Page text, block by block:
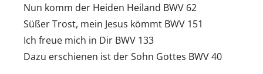
Nun komm der Heiden Heiland BWV 62
Süßer Trost, mein Jesus kömmt BWV 151
Ich freue mich in Dir BWV 133
Dazu erschienen ist der Sohn Gottes BWV 40